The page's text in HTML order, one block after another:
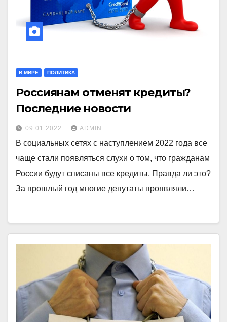
В МИРЕ ПОЛИТИКА
Россиянам отменят кредиты?
Последние новости
09.01.2022 ADMIN
В социальных сетях с наступлением 2022 года все
чаще стали появляться слухи о том, что гражданам
России будут списаны все кредиты. Правда ли это?
За прошлый год многие депутаты проявляли…